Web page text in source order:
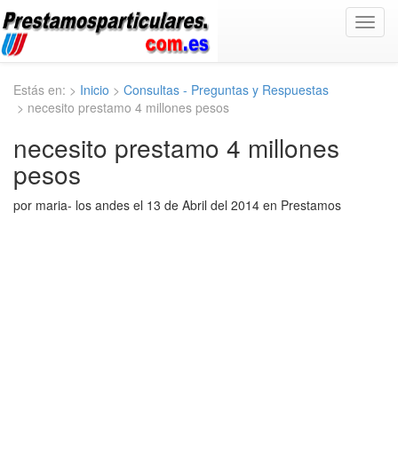
Estás en: > Inicio > Consultas - Preguntas y Respuestas
> necesito prestamo 4 millones pesos
necesito prestamo 4 millones
pesos
por maria- los andes el 13 de Abril del 2014 en Prestamos